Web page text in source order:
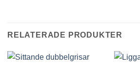
RELATERADE PRODUKTER